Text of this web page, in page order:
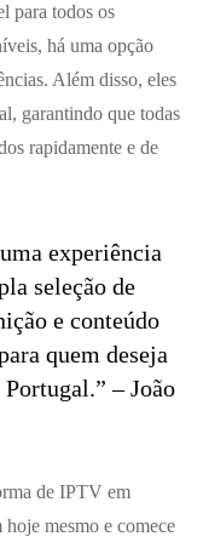
para todos os
há uma opção
Além disso, eles
garantindo que todas
rapidamente e de
experiência
seleção de
e conteúdo
quem deseja
– João
de IPTV em
mesmo e comece